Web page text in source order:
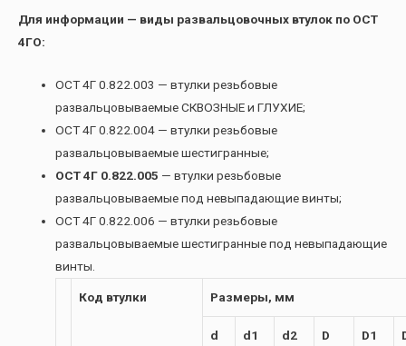
Для информации — виды развальцовочных втулок по ОСТ
4ГО:
ОСТ 4Г 0.822.003 — втулки резьбовые
развальцовываемые СКВОЗНЫЕ и ГЛУХИЕ;
ОСТ 4Г 0.822.004 — втулки резьбовые
развальцовываемые шестигранные;
ОСТ 4Г 0.822.005 — втулки резьбовые
развальцовываемые под невыпадающие винты;
ОСТ 4Г 0.822.006 — втулки резьбовые
развальцовываемые шестигранные под невыпадающие
винты.
Код втулки Размеры, мм
d
d1
d2
D
D1